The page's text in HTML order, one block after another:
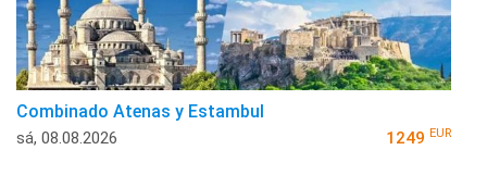
Combinado Atenas y Estambul
sá, 08.08.2026 1249 EUR